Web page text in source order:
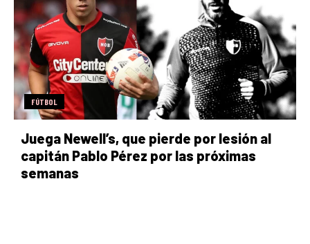
FÚTBOL
Juega Newell’s, que pierde por lesión al
capitán Pablo Pérez por las próximas
semanas